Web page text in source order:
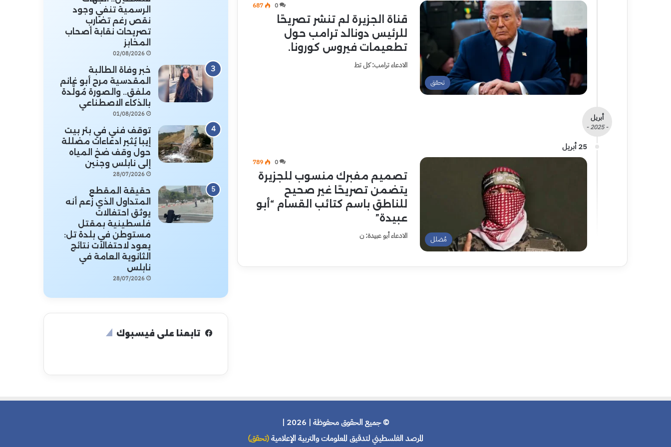
تحقق
0
687
قناة الجزيرة لم تنشر تصريحًا
للرئيس دونالد ترامب حول
تطعيمات فيروس كورونا.
الادعاء ترامب: كل تط
أبريل
- 2025 -
25 أبريل
مُضلل
0
789
تصميم مفبرك منسوب للجزيرة
يتضمن تصريحًا غير صحيح
للناطق باسم كتائب القسام “أبو
عبيدة”
الادعاء أبو عبيدة: ن
الرسمية تنفي وجود
نقص رغم تضارب
تصريحات نقابة أصحاب
المخابز
02/08/2026
خبر وفاة الطالبة
المقدسية مرح أبو غانم
ملفق.. والصورة مُولَّدة
بالذكاء الاصطناعي
01/08/2026
توقف فني في بئر بيت
إيبا يُثير ادعاءات مضللة
حول وقف ضخ المياه
إلى نابلس وجنين
28/07/2026
حقيقة المقطع
المتداول الذي زُعم أنه
يوثق احتفالات
فلسطينية بمقتل
مستوطن في بلدة تل:
يعود لاحتفالات نتائج
الثانوية العامة في
نابلس
28/07/2026
تابعنا على فيسبوك
© جميع الحقوق محفوظة | 2026 |
المرصد الفلسطيني لتدقيق المعلومات والتربية الإعلامية(تحقق)